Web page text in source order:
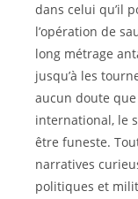
dans celui qu’il
l’opération de
long métrage
jusqu’à les
aucun doute
international, le
être funeste.
narratives
politiques et